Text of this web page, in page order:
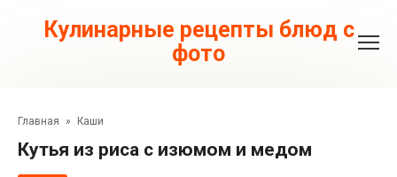
контентуКулинарные рецепты блюд с
фото
Главная » Каши
Кутья из риса с изюмом и медом